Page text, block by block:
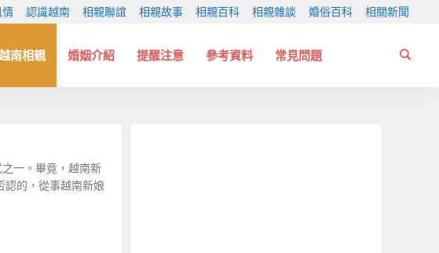
情 認識越南 相親聯誼 相親故事 相親百科 相親雜談 婚俗百科 相關新聞
南相親 婚姻介紹 提醒注意 參考資料 常見問題
一。畢竟，越南新
認的，從事越南新娘